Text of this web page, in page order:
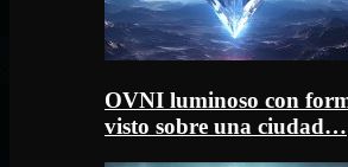
OVNI luminoso con
visto sobre una ciudad…